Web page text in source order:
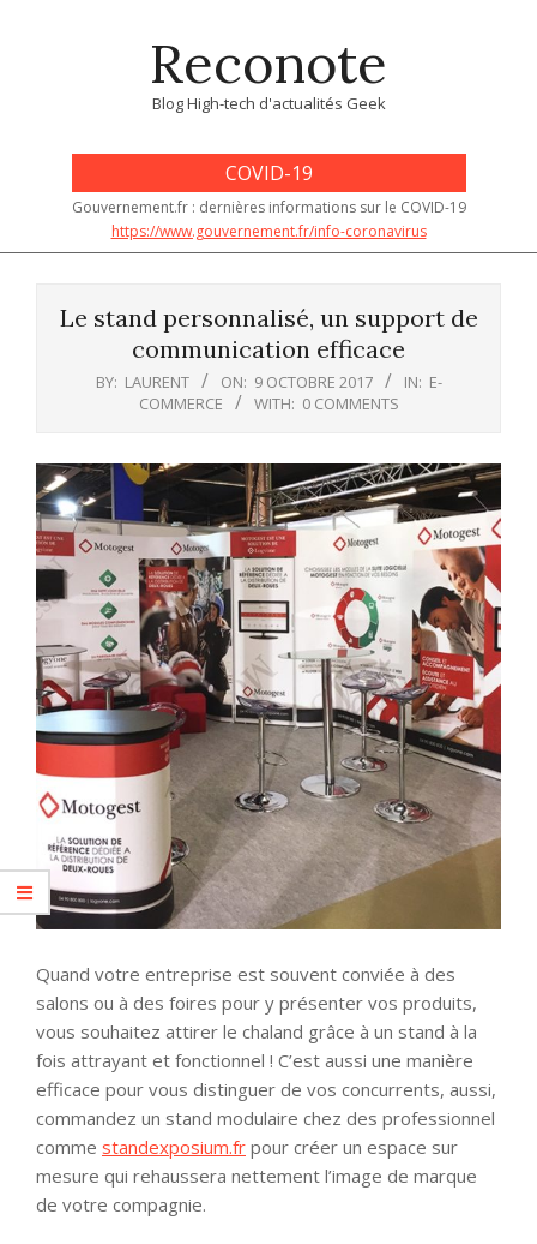
Reconote
Blog High-tech d'actualités Geek
COVID-19
Gouvernement.fr : dernières informations sur le COVID-19
https://www.gouvernement.fr/info-coronavirus
Le stand personnalisé, un support de
communication efficace
BY: LAURENT ON: 9 OCTOBRE 2017 IN: E-
COMMERCE
WITH: 0 COMMENTS
Quand votre entreprise est souvent conviée à des
salons ou à des foires pour y présenter vos produits,
vous souhaitez attirer le chaland grâce à un stand à la
fois attrayant et fonctionnel ! C’est aussi une manière
efficace pour vous distinguer de vos concurrents, aussi,
commandez un stand modulaire chez des professionnel
comme standexposium.fr pour créer un espace sur
mesure qui rehaussera nettement l’image de marque
de votre compagnie.